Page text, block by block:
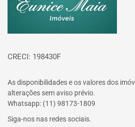
CRECI: 198430F
As disponibilidades e os valores dos
alterações sem aviso prévio.
Whatsapp: (11) 98173-1809
Siga-nos nas redes sociais.